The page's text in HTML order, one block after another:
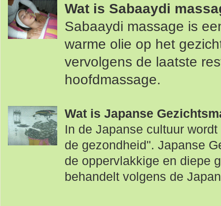
Wat is Sabaaydi
Sabaaydi massage is
warme olie op het
vervolgens de laatste
hoofdmassage.
Wat is Japanse
In de Japanse cultuur
de gezondheid". Japanse
de oppervlakkige en diepe
behandelt volgens de